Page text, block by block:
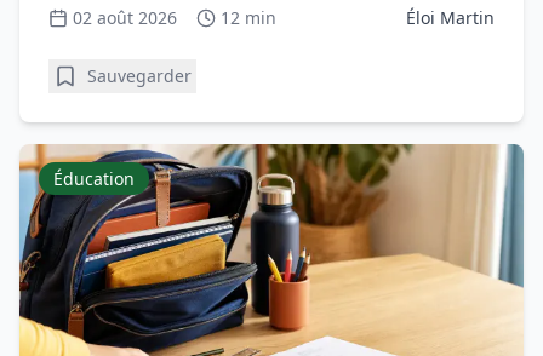
02 août 2026 12 min Éloi Martin
Sauvegarder
Éducation